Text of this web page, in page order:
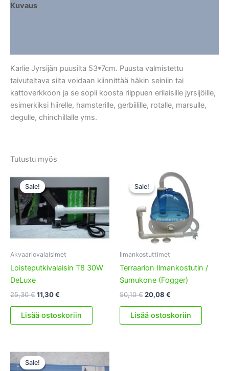
Kuvaus
Karlie Jyrsijän puusilta 53*7cm. Puusta valmistettu
taivuteltava silta voidaan kiinnittää häkin seiniin tai
kattoverkkoon ja se sopii koosta riippuen erilaisille jyrsijöille,
esimerkiksi hiirelle, hamsterille, gerbiilille, rotalle, marsulle,
degulle, chinchillalle yms.
Tutustu myös
Sale!
Sale!
Akvaariovalaisimet
Loisteputkivalaisin T8 30W
DeLuxe
25,30€Alkuperäinen
oli:
25,30 €.
11,30€
on:
11,30 €.
Lisää ostoskoriin
Sale!
Sale!
Ilmankostuttimet
Terraarion Ilmankostutin /
Sumukone (Fogger)
50,10€Alkuperäinen
oli:
50,10 €.
20,08 €
on:
20,08 €.
Lisää ostoskoriin
Sale!
Sale!